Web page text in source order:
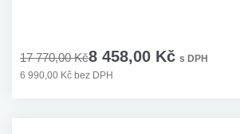
17 770,00 Kč8 458,00 Kč s DPH
6 990,00 Kč bez DPH